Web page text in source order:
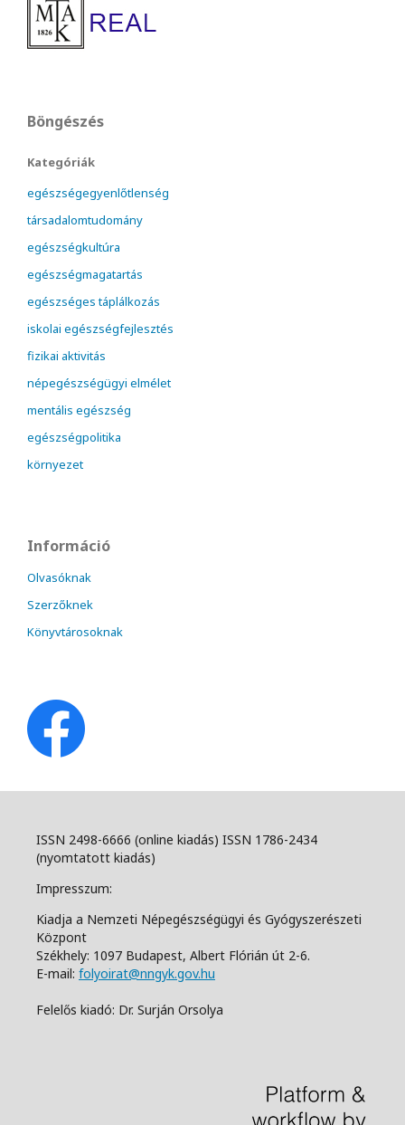
Böngészés
Kategóriák
egészségegyenlőtlenség
társadalomtudomány
egészségkultúra
egészségmagatartás
egészséges táplálkozás
iskolai egészségfejlesztés
fizikai aktivitás
népegészségügyi elmélet
mentális egészség
egészségpolitika
környezet
Információ
Olvasóknak
Szerzőknek
Könyvtárosoknak
ISSN 2498-6666 (online kiadás) ISSN 1786-2434
(nyomtatott kiadás)
Impresszum:
Kiadja a Nemzeti Népegészségügyi és Gyógyszerészeti
Központ
Székhely: 1097 Budapest, Albert Flórián út 2-6.
E-mail: folyoirat@nngyk.gov.hu
Felelős kiadó: Dr. Surján Orsolya